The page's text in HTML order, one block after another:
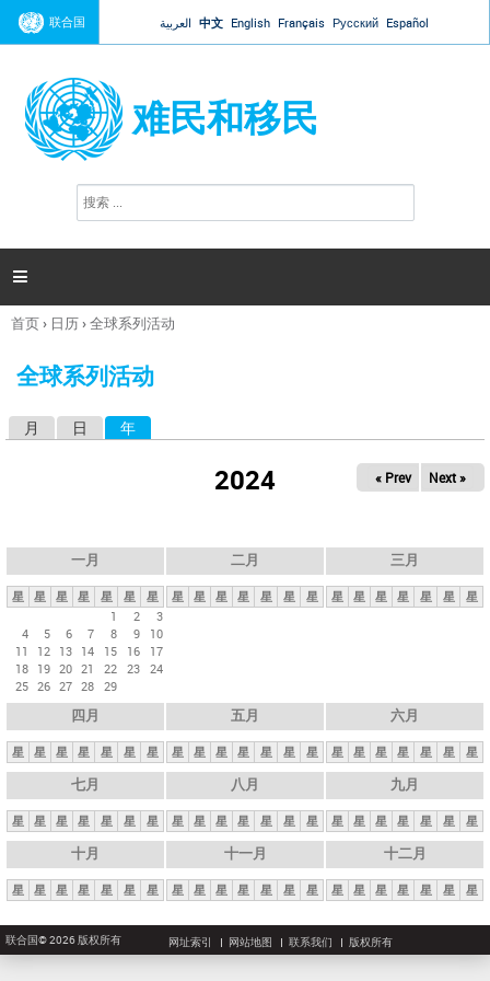
Jump to navigation
联合国 العربية 中文 English Français Русский Español
难民和移民
搜
索

你
这
首页› 日历›全球系列活动
全球系列活动
月 日 年
2024 « Prev Next »
一月
星 星 星 星 星 星
星
1
2
3
4
5 6 7 8 9
10
11
12 13 14 15 16
17
18 19 20 21 22 23 24
25 26 27 28 29
二月
星 星 星 星 星 星 星
三月
星 星 星 星 星 星 星
四月
星 星 星 星 星 星 星
五月
星 星 星 星 星 星 星
六月
星 星 星 星 星 星 星
七月
星 星 星 星 星 星 星
八月
星 星 星 星 星 星 星
九月
星 星 星 星 星 星 星
十月
星 星 星 星 星 星 星
十一月
星 星 星 星 星 星 星
十二月
星 星 星 星 星 星 星
联合国© 2026 版权所有 网址索引 网站地图 联系我们 版权所有